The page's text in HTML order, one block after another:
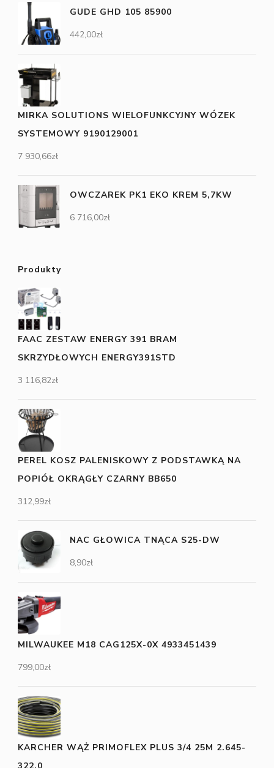
GUDE GHD 105 85900
442,00zł
MIRKA SOLUTIONS WIELOFUNKCYJNY WÓZEK
SYSTEMOWY 9190129001
7 930,66zł
OWCZAREK PK1 EKO KREM 5,7KW
6 716,00zł
Produkty
FAAC ZESTAW ENERGY 391 BRAM
SKRZYDŁOWYCH ENERGY391STD
3 116,82zł
PEREL KOSZ PALENISKOWY Z PODSTAWKĄ NA
POPIÓŁ OKRĄGŁY CZARNY BB650
312,99zł
NAC GŁOWICA TNĄCA S25-DW
8,90zł
MILWAUKEE M18 CAG125X-0X 4933451439
799,00zł
KARCHER WĄŻ PRIMOFLEX PLUS 3/4 25M 2.645-
322.0